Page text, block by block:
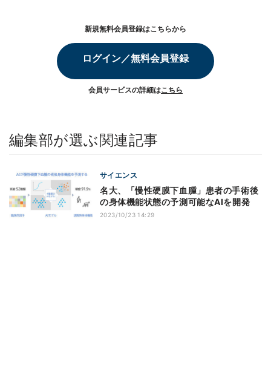
新規無料会員登録はこちらから
ログイン／無料会員登録
会員サービスの詳細はこちら
編集部が選ぶ関連記事
サイエンス
名大、「慢性硬膜下血腫」患者の手術後
の身体機能状態の予測可能なAIを開発
2023/10/23 14:29